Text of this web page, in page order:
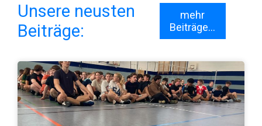
Unsere neusten
Beiträge:
mehr
Beiträge...